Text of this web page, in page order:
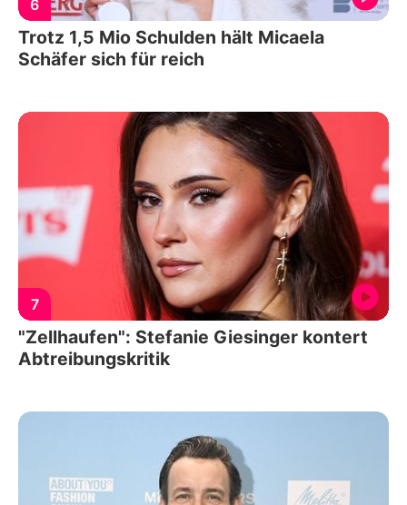
6
Trotz 1,5 Mio Schulden hält Micaela
Schäfer sich für reich
7
"Zellhaufen": Stefanie Giesinger kontert
Abtreibungskritik